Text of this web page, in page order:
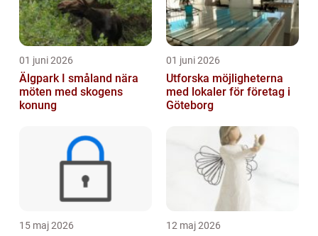
01 juni 2026
Älgpark I småland nära
möten med skogens
konung
01 juni 2026
Utforska möjligheterna
med lokaler för företag i
Göteborg
15 maj 2026 12 maj 2026